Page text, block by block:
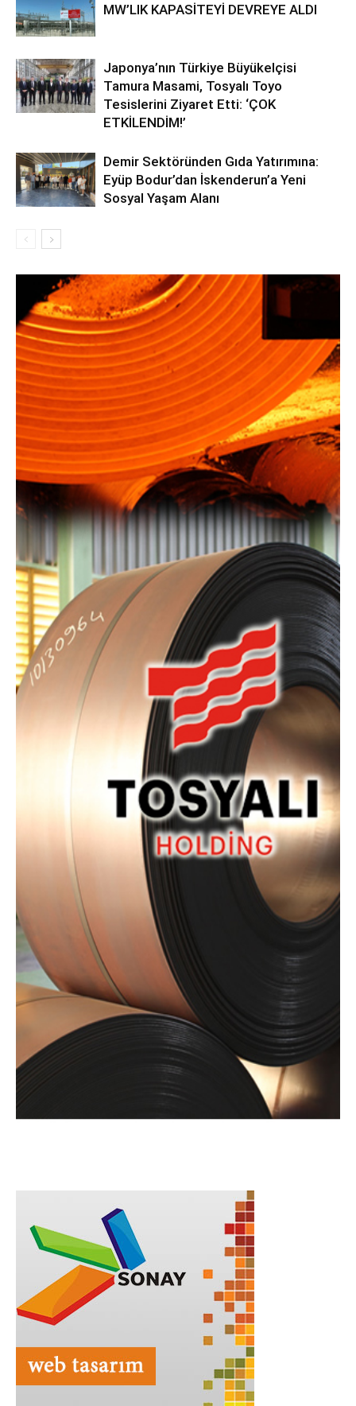
MW’LIK KAPASİTEYİ DEVREYE ALDI
Japonya’nın Türkiye Büyükelçisi
Tamura Masami, Tosyalı Toyo
Tesislerini Ziyaret Etti: ‘ÇOK
ETKİLENDİM!’
Demir Sektöründen Gıda Yatırımına:
Eyüp Bodur’dan İskenderun’a Yeni
Sosyal Yaşam Alanı